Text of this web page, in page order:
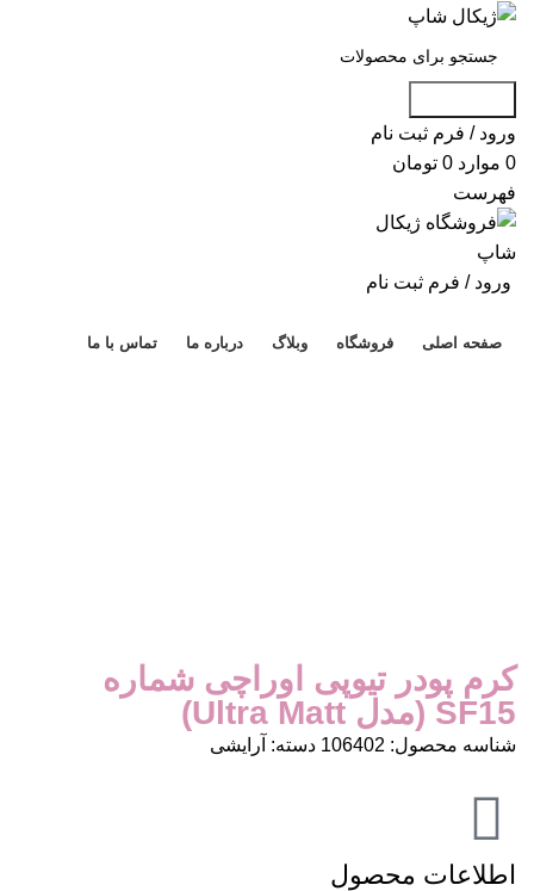
ورود / فرم ثبت نام
0 موارد 0 تومان
فهرست
ورود / فرم ثبت نام
صفحه اصلی فروشگاه وبلاگ درباره ما تماس با ما
کرم پودر تیوپی اوراچی شماره
SF15 (مدل Ultra Matt)
شناسه محصول: 106402 دسته: آرایشی
اطلاعات محصول